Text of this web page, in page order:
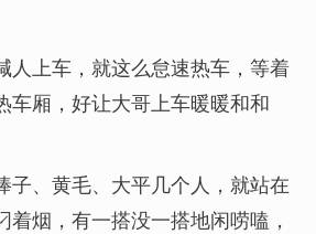
人上车，就这么怠速热车，等着
车厢，好让大哥上车暖暖和和
子、黄毛、大平几个人，就站在
着烟，有一搭没一搭地闲唠嗑，